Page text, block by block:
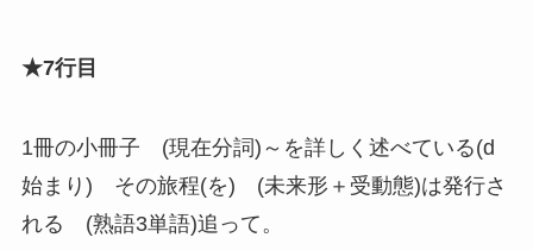
★7行目
1冊の小冊子 (現在分詞)～を詳しく述べている(d
始まり) その旅程(を) (未来形＋受動態)は発行さ
れる (熟語3単語)追って。